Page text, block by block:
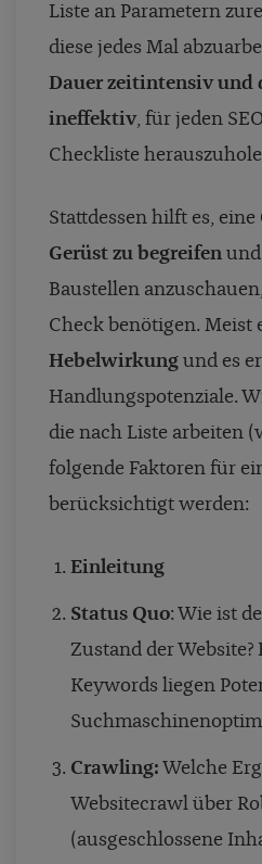
Liste an Parametern
diese jedes Mal
Dauer zeitintensiv
ineffektiv, für jeden
Checkliste
Stattdessen hilft es, eine
Gerüst zu begreifen
Baustellen
Check benötigen. Meist
Hebelwirkung und es
Handlungspotenziale.
die nach Liste arbeiten
folgende Faktoren für
berücksichtigt werden:
Einleitung
Status Quo: Wie ist
Zustand der
Keywords liegen
Crawling: Welche
Websitecrawl über
(ausgeschlossene